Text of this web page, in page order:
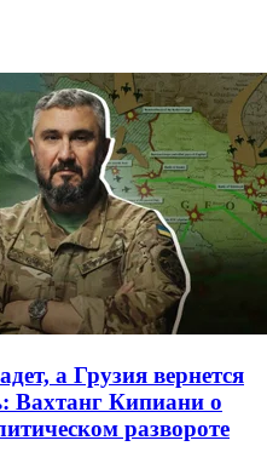
а Грузия вернется
Вахтанг Кипиани о
развороте